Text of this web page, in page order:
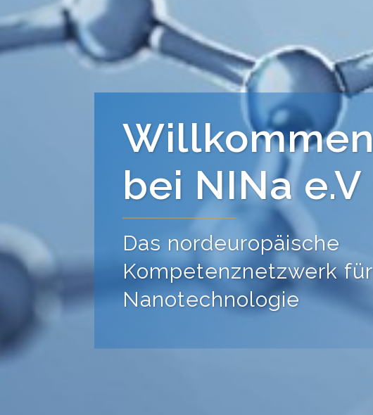
Aktuelles aus
dem
Netzwerk
Veranstaltungen und
Aktuelles